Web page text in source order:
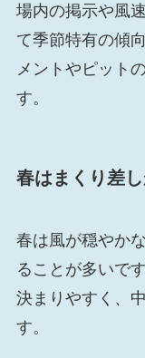
場内の掲示や風
て季節特有の傾
メントやピット
す。
春はまくり差
春は風が穏やか
ることが多いで
決まりやすく、
す。